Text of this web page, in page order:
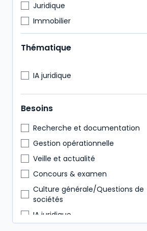
Juridique
Immobilier
Enseignants
Étudiants
Expert-comptable
Administratif et financier
Commissaire aux comptes
Thématique
IA juridique
Besoins
Recherche et documentation
Gestion opérationnelle
Veille et actualité
Concours & examen
Culture générale/Questions de
sociétés
IA juridique